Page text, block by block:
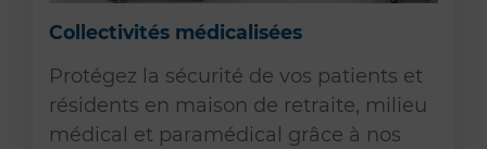
Collectivités médicalisées
Protégez la sécurité de vos patients et
résidents en maison de retraite, milieu
médical et paramédical grâce à nos